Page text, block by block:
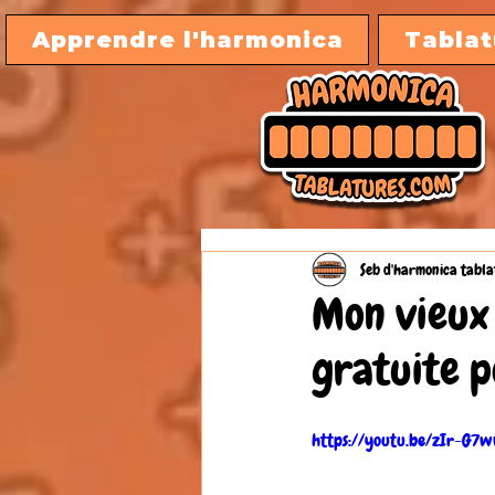
Apprendre l'harmonica
Mon
gratuite
Seb d'harmonica
https://youtu.be/zIr-